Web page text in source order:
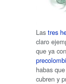
Las tres
claro
que ya
habas
cubren y